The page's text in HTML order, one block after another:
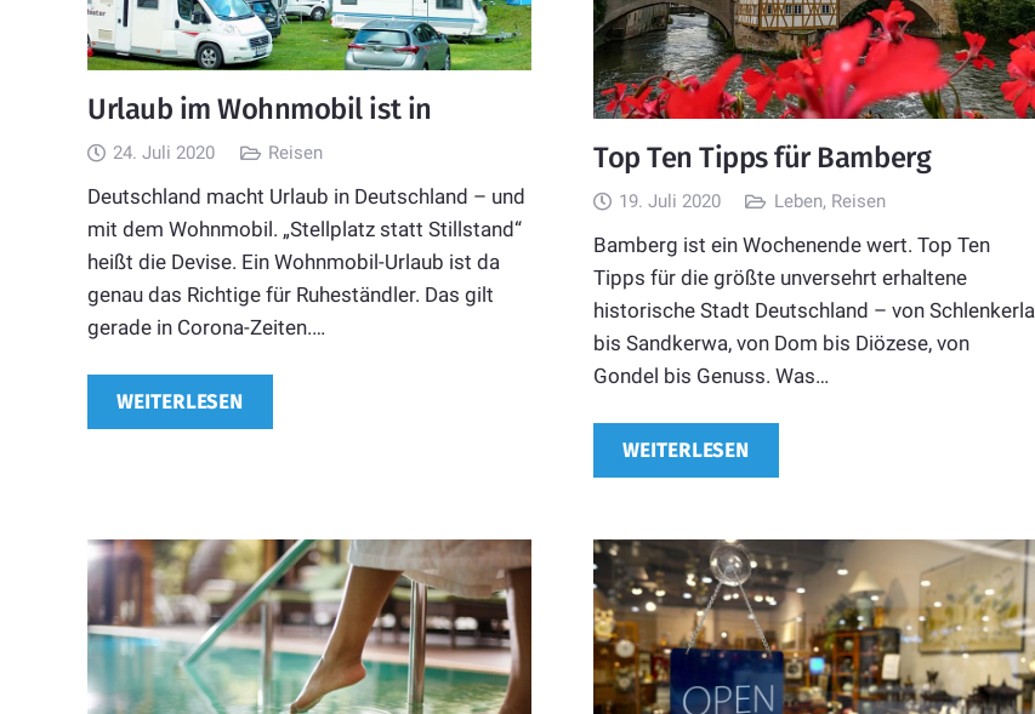
Urlaub im Wohnmobil ist in
24. Juli 2020 Reisen
Deutschland macht Urlaub in Deutschland – und
mit dem Wohnmobil. „Stellplatz statt Stillstand“
heißt die Devise. Ein Wohnmobil-Urlaub ist da
genau das Richtige für Ruheständler. Das gilt
gerade in Corona-Zeiten.…
WEITERLESEN
Top Ten Tipps für Bamberg
19. Juli 2020 Leben, Reisen
Bamberg ist ein Wochenende wert. Top Ten
Tipps für die größte unversehrt erhaltene
historische Stadt Deutschland – von Schlenkerla
bis Sandkerwa, von Dom bis Diözese, von
Gondel bis Genuss. Was…
WEITERLESEN